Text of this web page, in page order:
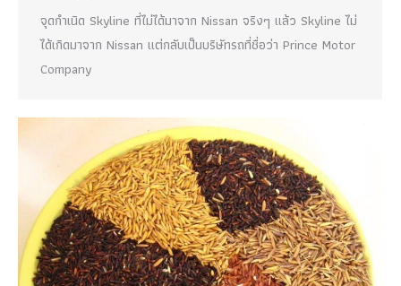
จุดกำเนิด Skyline ที่ไม่ได้มาจาก Nissan จริงๆ แล้ว Skyline ไม่
ได้เกิดมาจาก Nissan แต่กลับเป็นบริษัทรถที่ชื่อว่า Prince Motor
Company